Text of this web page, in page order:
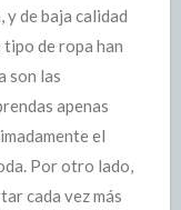
y de baja calidad
de ropa han
son las
apenas
el
Por otro lado,
cada vez más